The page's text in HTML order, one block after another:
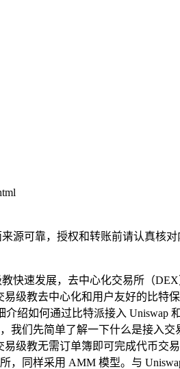
源可靠，授权和转账前请认真核对
快速发展，去中心化交易所（
易级教去中心化和用户友好的比
如何通过比特派接入 Uniswap
我们先简单了解一下什么是接入交
级教无需订单簿即可完成代币交
，同样采用 AMM 模型。与